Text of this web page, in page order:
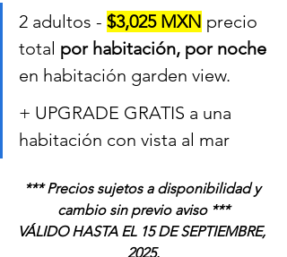
2 adultos - $3,025 MXN precio
total por habitación, por noche
en habitación garden view.
+ UPGRADE GRATIS a una
habitación con vista al mar
*** Precios sujetos a disponibilidad y
cambio sin previo aviso ***
VÁLIDO HASTA EL 15 DE SEPTIEMBRE,
2025.